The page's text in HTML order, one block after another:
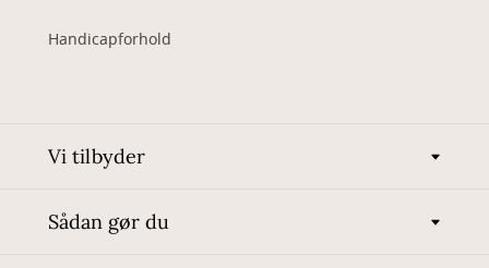
Handicapforhold
Vi tilbyder
Sådan gør du